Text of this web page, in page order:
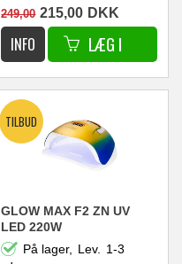
249,00 215,00 DKK
GLOW MAX F2 ZN UV
LED 220W
På lager,
Lev.
1-3